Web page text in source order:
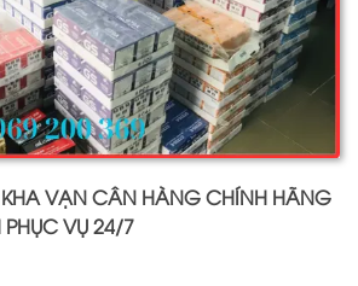
VẠN CÂN HÀNG CHÍNH HÃNG
VỤ 24/7